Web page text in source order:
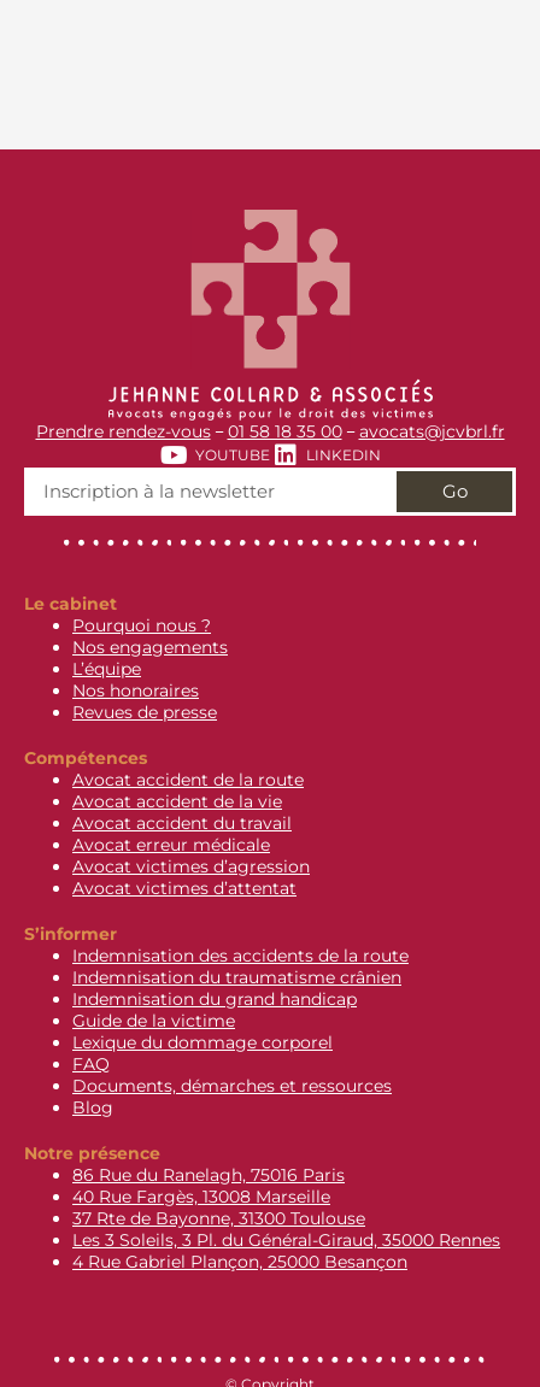
Prendre rendez-vous–01 58 18 35 00–avocats@jcvbrl.fr
YOUTUBE LINKEDIN
Go
Le cabinet
Pourquoi nous ?
Nos engagements
L’équipe
Nos honoraires
Revues de presse
Compétences
Avocat accident de la route
Avocat accident de la vie
Avocat accident du travail
Avocat erreur médicale
Avocat victimes d’agression
Avocat victimes d’attentat
S’informer
Indemnisation des accidents de la route
Indemnisation du traumatisme crânien
Indemnisation du grand handicap
Guide de la victime
Lexique du dommage corporel
FAQ
Documents, démarches et ressources
Blog
Notre présence
86 Rue du Ranelagh, 75016 Paris
40 Rue Fargès, 13008 Marseille
37 Rte de Bayonne, 31300 Toulouse
Les 3 Soleils, 3 Pl. du Général-Giraud, 35000 Rennes
4 Rue Gabriel Plançon, 25000 Besançon